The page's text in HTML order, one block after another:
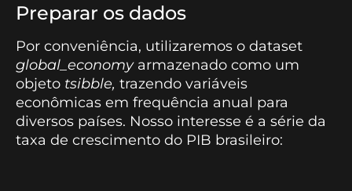
Preparar os dados
Por conveniência, utilizaremos o dataset
global_economy armazenado como um
objeto tsibble, trazendo variáveis
econômicas em frequência anual para
diversos países. Nosso interesse é a série da
taxa de crescimento do PIB brasileiro: